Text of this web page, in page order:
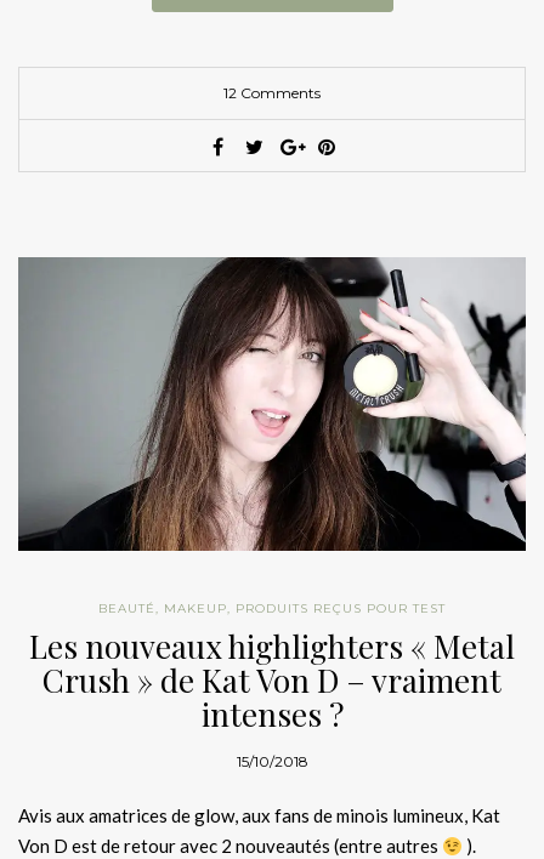
12 Comments
BEAUTÉ, MAKEUP, PRODUITS REÇUS POUR TEST
Les nouveaux highlighters « Metal
Crush » de Kat Von D – vraiment
intenses ?
15/10/2018
Avis aux amatrices de glow, aux fans de minois lumineux, Kat
Von D est de retour avec 2 nouveautés (entre autres
).